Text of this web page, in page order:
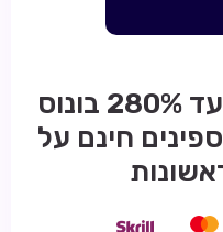
חבילת קבלת פנים: עד 280% בונוס
עד €2,200 + 230 ספינים חינם על